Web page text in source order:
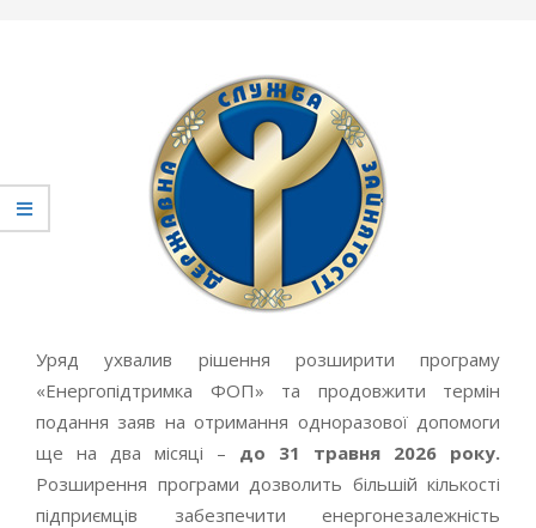
Уряд ухвалив рішення розширити програму
«Енергопідтримка ФОП» та продовжити термін
подання заяв на отримання одноразової допомоги
ще на два місяці – до 31 травня 2026 року.
Розширення програми дозволить більшій кількості
підприємців забезпечити енергонезалежність